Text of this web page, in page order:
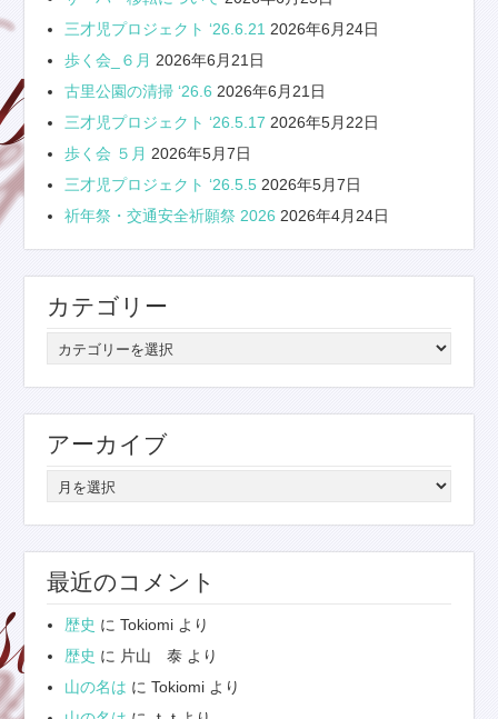
三才児プロジェクト ‘26.6.21 2026年6月24日
歩く会_６月 2026年6月21日
古里公園の清掃 ‘26.6 2026年6月21日
三才児プロジェクト ‘26.5.17 2026年5月22日
歩く会 ５月 2026年5月7日
三才児プロジェクト ‘26.5.5 2026年5月7日
祈年祭・交通安全祈願祭 2026 2026年4月24日
カテゴリー
カ
テ
ゴ
リ
ー
アーカイブ
ア
ー
カ
イ
ブ
最近のコメント
歴史 にTokiomi より
歴史 に 片山 泰 より
山の名は にTokiomi より